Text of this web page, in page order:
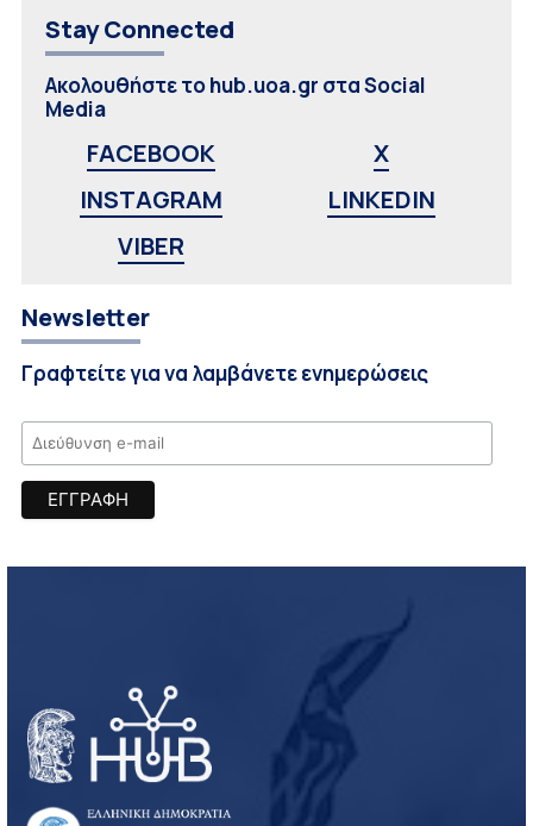
Stay Connected
Ακολουθήστε το hub.uoa.gr στα Social
Media
FACEBOOK
X
INSTAGRAM
LINKEDIN
VIBER
Newsletter
Γραφτείτε για να λαμβάνετε ενημερώσεις